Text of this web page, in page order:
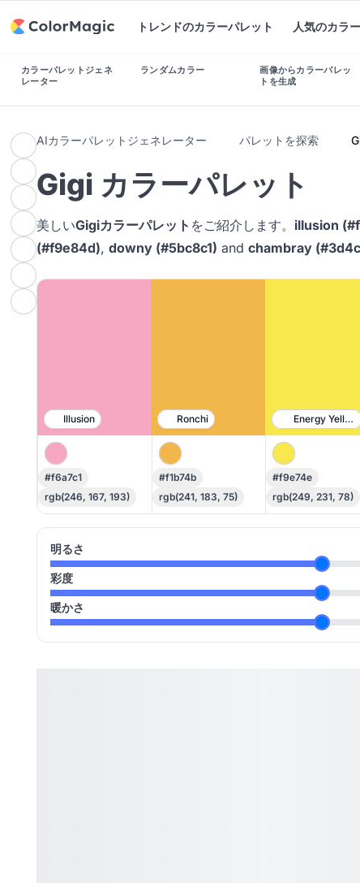
トレンドのカラーパレット 人気のカラ
カラーパレットジェネ
レーター
ランダムカラー
画像からカラーパレッ
トを生成
AIカラーパレットジェネレーター パレットを探索
Gigi カラーパレット
美しいGigiカラーパレット をご紹介します。 illusion
(#f9e84d), downy (#5bc8c1) and chambray
Illusion Ronchi Energy Yellow
#f6a7c1
rgb(246, 167, 193)
#f1b74b
rgb(241, 183, 75)
#f9e74e
rgb(249, 231, 78)
明るさ
彩度
暖かさ